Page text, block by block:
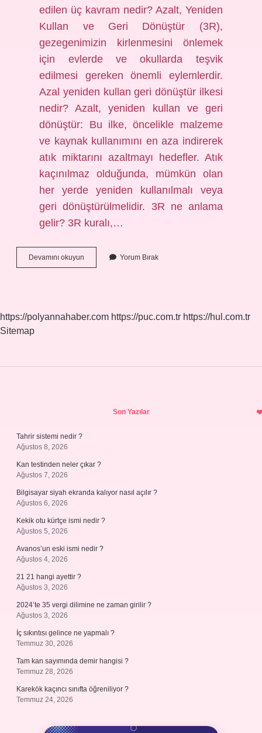
edilen üç kavram nedir? Azalt, Yeniden
Kullan ve Geri Dönüştür (3R),
gezegenimizin kirlenmesini önlemek
için evlerde ve okullarda teşvik
edilmesi gereken önemli eylemlerdir.
Azal yeniden kullan geri dönüştür ilkesi
nedir? Azalt, yeniden kullan ve geri
dönüştür: Bu ilke, öncelikle malzeme
ve kaynak kullanımını en aza indirerek
atık miktarını azaltmayı hedefler. Atık
kaçınılmaz olduğunda, mümkün olan
her yerde yeniden kullanılmalı veya
geri dönüştürülmelidir. 3R ne anlama
gelir? 3R kuralı,…
Devamını okuyun
R
Yorum Bırak
https://polyannahaber.com https://puc.com.tr https://hul.com.tr
Sitemap
Son Yazılar
Tahrir sistemi nedir ?
Ağustos 8, 2026
Kan testinden neler çıkar ?
Ağustos 7, 2026
Bilgisayar siyah ekranda kalıyor nasıl açılır ?
Ağustos 6, 2026
Kekik otu kürtçe ismi nedir ?
Ağustos 5, 2026
Avanos’un eski ismi nedir ?
Ağustos 4, 2026
21 21 hangi ayettir ?
Ağustos 3, 2026
2024’te 35 vergi dilimine ne zaman girilir ?
Ağustos 3, 2026
İç sıkıntısı gelince ne yapmalı ?
Temmuz 30, 2026
Tam kan sayımında demir hangisi ?
Temmuz 28, 2026
Karekök kaçıncı sınıfta öğreniliyor ?
Temmuz 24, 2026